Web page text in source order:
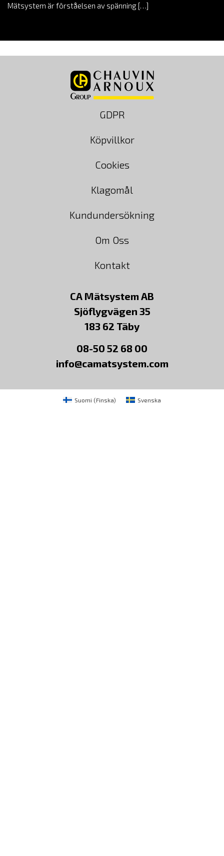
Mätsystem är förståelsen av spänning […]
GDPR
Köpvillkor
Cookies
Klagomål
Kundundersökning
Om Oss
Kontakt
CA Mätsystem AB
Sjöflygvägen 35
183 62 Täby
08-50 52 68 00
info@camatsystem.com
Suomi (Finska) Svenska